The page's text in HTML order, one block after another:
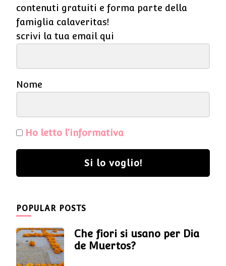
contenuti gratuiti e forma parte della
famiglia calaveritas!
scrivi la tua email qui
Nome
Ho letto l’informativa
Si lo voglio!
POPULAR POSTS
Che fiori si usano per Dia
de Muertos?